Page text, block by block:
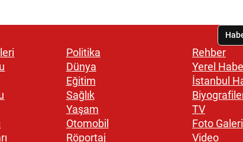
Politika
Dünya
Eğitim
Sağlık
Yaşam
Otomobil
Röportaj
Rehber
Yerel
İstanbul
TV
Foto Galeri
Video